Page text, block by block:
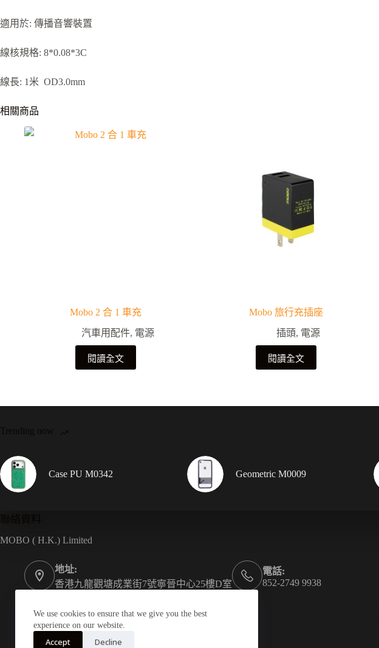
We use cookies to ensure that we give you the best
experience on our website.
Accept Decline
適用於: 傳播音響裝置
線核規格: 8*0.08*3C
線長: 1米 OD3.0mm
相關商品
Mobo 2 合 1 車充
汽車用配件, 電源
閱讀全文
Mobo 旅行充插座
插頭, 電源
閱讀全文
Trending now
Case PU M0342 Geometric M0009
聯絡資料
MOBO ( H.K.) Limited
地址:
香港九龍觀塘成業街7號寧晉中心25樓D室
電話:
852-2749 9938
852-2749 1138
marketing@kkl.com.hk